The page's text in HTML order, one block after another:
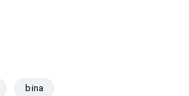
bina